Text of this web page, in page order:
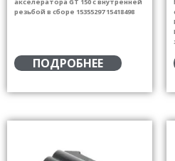
резьбой в сборе 15355297 15418498
ПОДРОБНЕЕ